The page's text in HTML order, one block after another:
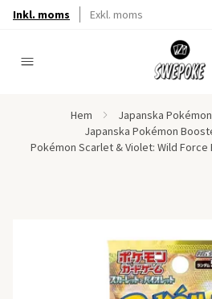
Inkl. moms Exkl. moms
Hem
Japanska
Japanska Pokémon
Pokémon Scarlet & Violet: Wild Force